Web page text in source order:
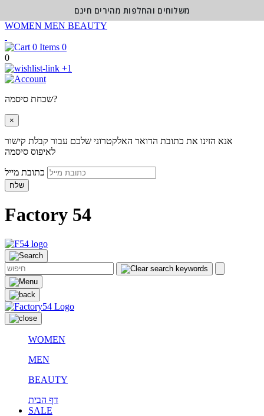
WOMEN MEN BEAUTY
0
0
+1
שכחת סיסמה?
×
אנא הזינו את כתובת הדואר האלקטרוני שלכם עבור קבלת קישור
לאיפוס סיסמה
שלח
Factory 54
WOMEN
MEN
BEAUTY
דף הבית
SALE
משלוחים והחלפות מהירים חינם